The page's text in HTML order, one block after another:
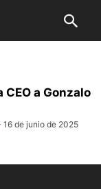
a Gonzalo
16 de junio de 2025